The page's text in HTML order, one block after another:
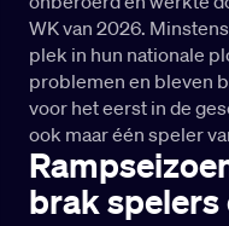
WK van 2026.
plek in hun nationale
problemen en bleven
voor het eerst in de
ook maar één speler
brak spelers